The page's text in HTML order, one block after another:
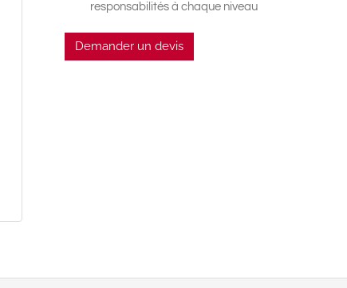
responsabilités à chaque niveau
Demander un devis